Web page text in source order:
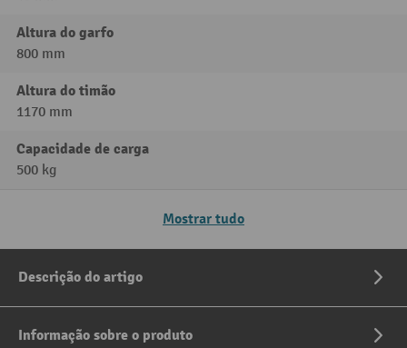
Altura do garfo
800 mm
Altura do timão
1170 mm
Capacidade de carga
500 kg
Mostrar tudo
Descrição do artigo
Informação sobre o produto